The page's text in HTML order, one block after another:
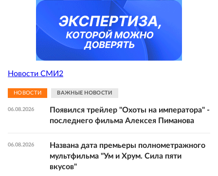
Новости СМИ2
НОВОСТИ ВАЖНЫЕ НОВОСТИ
06.08.2026
Появился трейлер "Охоты на императора" -
последнего фильма Алексея Пиманова
06.08.2026
Названа дата премьеры полнометражного
мультфильма "Ум и Хрум. Сила пяти
вкусов"